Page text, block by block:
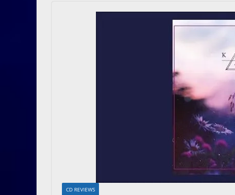
CD REVIEWS